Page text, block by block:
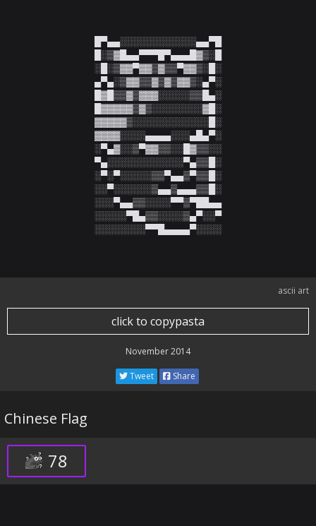
█▀▄▄░░░░░░░░░░░░▄▄▀█
█░▒▓█▄▄▀▀▀█▀▄▄▄█▓▒░█
░█░▒▓▓▀▓▓▒▓▒▒▀▓▓▒░█░
▄▀▄░▒▓▓▒▒▓▒▓▒▓▓▒░▄▀░
█▓█▒▒▓▒▓▓▓░░░░░▒▒█▄░
█▓▓▓▓▓▒▓▒░░░░░░░░▓█░
▓▓▓▓▓▒░░░░░░░░░░░░█░
▓▓▓▓░░░░▄▄▄▄░░░▄█▄▀░
░▀▄▓░░▒▀▓▓▒▒░░█▓▒▒░░
▀▄░░░░░░░░░░░░▀▄▒▒█░
░▀░▀░░░░░▒▒▀▄▄▒▀▒▒█░
░░▀░░░░░░▒▄▄▒▄▄▄▒▒█░
░░░▀▄▄▒▒░░░░▀▀▒▀██▄▄
░░░░░▀█▄▒▒░░░░▒▄▀░░▀
░░░░░░░░▀▀█▄▄▄▄▀░░░░
ascii art
click to copypasta
November 2014
Tweet Share
Chinese Flag
78